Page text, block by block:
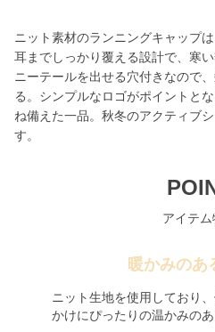
ニット素材のランニングキャップ
耳までしっかり覆える設計で、寒
ニーテールを出せる穴付きなので
る。シンプルなロゴがポイントと
ね備えた一品。秋冬のアクティブ
す。
アイテ
暖かみのあ
ニット生地を使用しており
かけにぴったりの温かみのあ